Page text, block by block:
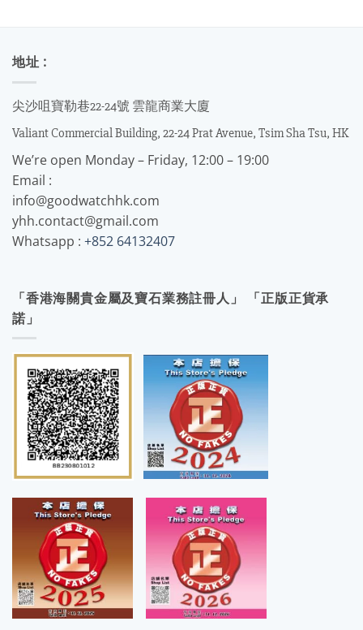
地址 :
尖沙咀寶勒巷22-24號 雲龍商業大廈
Valiant Commercial Building, 22-24 Prat Avenue, Tsim Sha Tsu, HK
We’re open Monday – Friday, 12:00 – 19:00
Email :
info@goodwatchhk.com
yhh.contact@gmail.com
Whatsapp : +852 64132407
「香港海關貴金屬及寶石業務註冊人」 「正版正貨承
諾」